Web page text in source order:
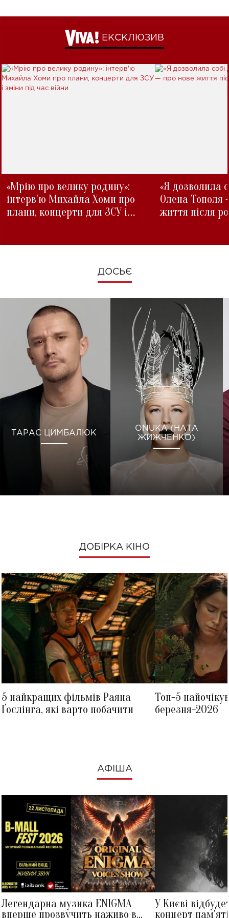
ЕКСКЛЮЗИВ
«Мрію про велику родину»:
інтерв'ю Михайла Хоми про
плани, концерти для ЗСУ і
«Я дозволила
Олена Тополя
життя після
ДОСЬЄ
ТАРАС ЦИМБАЛЮК
ONUKA (НАТА
ЖИЖЧЕНКО)
ДОБІРКА КІНО
5 найкращих фільмів Раяна
Ґослінга, які варто побачити
Топ-5
березня-2026
АФІША
Легендарна музика ENIGMA
вперше прозвучить наживо в
У Києві
концерт